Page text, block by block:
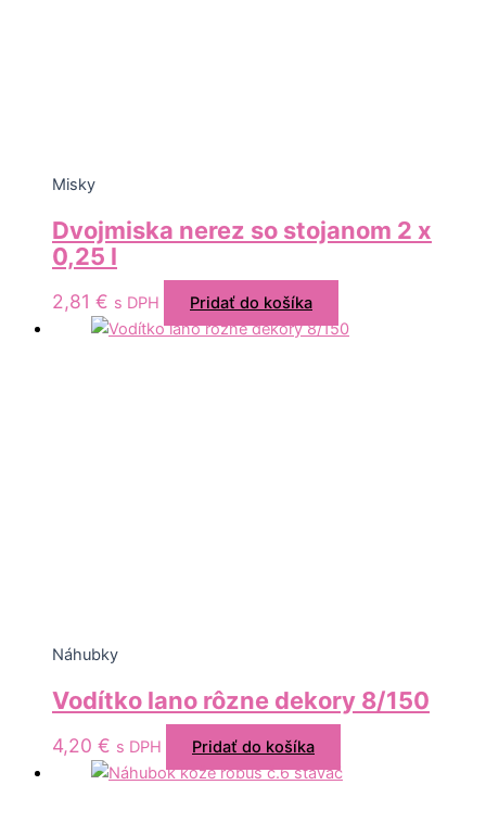
Misky
Dvojmiska nerez so stojanom 2 x
0,25 l
2,81 € s DPH Pridať do košíka
Náhubky
Vodítko lano rôzne dekory 8/150
4,20 € s DPH Pridať do košíka